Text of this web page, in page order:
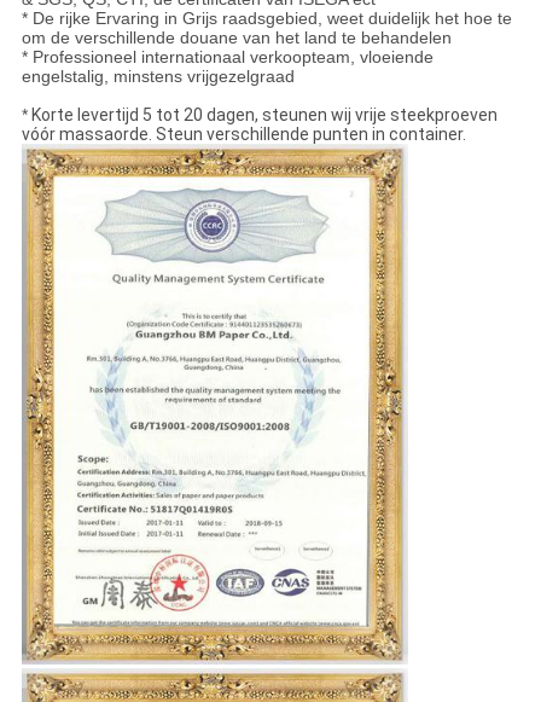
* De rijke Ervaring in Grijs raadsgebied, weet duidelijk het hoe te
om de verschillende douane van het land te behandelen
* Professioneel internationaal verkoopteam, vloeiende
engelstalig, minstens vrijgezelgraad
*Korte levertijd 5 tot 20 dagen, steunen wij vrije steekproeven
vóór massaorde. Steun verschillende punten in container.